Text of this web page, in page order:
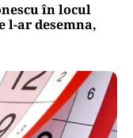
în locul
l-ar desemna,